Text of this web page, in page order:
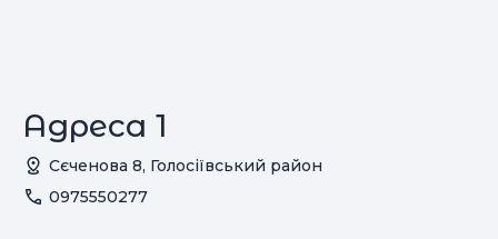
Адреса 1
Сєченова 8, Голосіївський район
0975550277